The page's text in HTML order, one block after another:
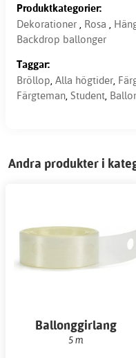
Produktkategorier:
Dekorationer , Rosa ,
Backdrop ballonger
Taggar:
Bröllop, Alla högtider,
Färgteman, Student,
Andra produkter i
Ballonggirlang
5 m